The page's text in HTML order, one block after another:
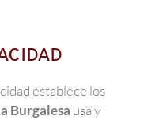
establece los
Burgalesa usa y